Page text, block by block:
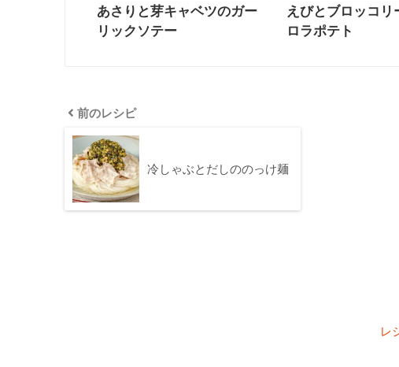
あさりと芽キャベツのガー
リックソテー
えびとブロッコリ
ロラポテト
前のレシピ
冷しゃぶとだしののっけ麺
レ